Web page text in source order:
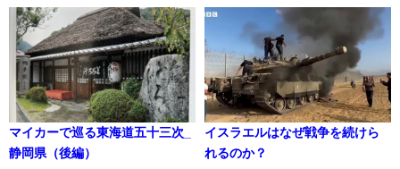
マイカーで巡る東海道五十三次_
静岡県（後編）
イスラエルはなぜ戦争を続けら
れるのか？